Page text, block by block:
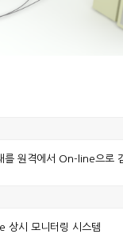
를 원격에서 On-line으로
상시 모니터링 시스템